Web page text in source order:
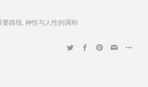
要路线, 神性与人性的调和